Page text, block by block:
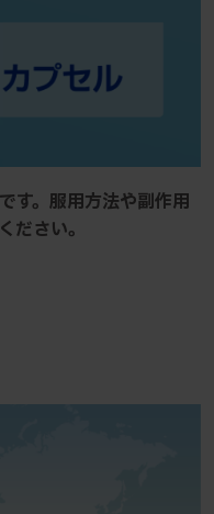
す。服用方法や副作用
ださい。